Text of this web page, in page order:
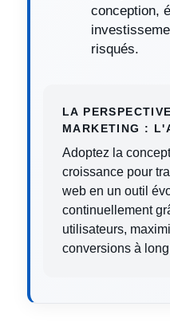
conception,
risqués.
LA
MARKETING :
Adoptez la
croissance pour
web en un outil
continuellement
utilisateurs,
conversions à